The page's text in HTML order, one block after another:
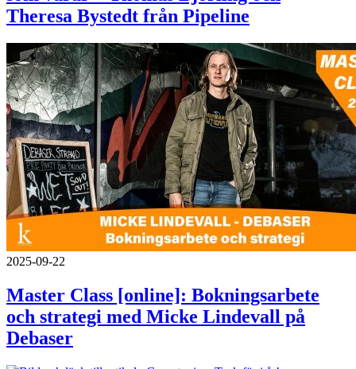
Theresa Bystedt från Pipeline
2025-09-22
Master Class [online]: Bokningsarbete
och strategi med Micke Lindevall på
Debaser